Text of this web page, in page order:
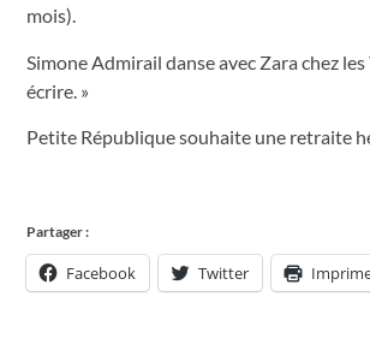
mois).
Simone Admirail danse avec Zara chez
écrire. »
Petite République souhaite une retraite
Partager :
Facebook Twitter